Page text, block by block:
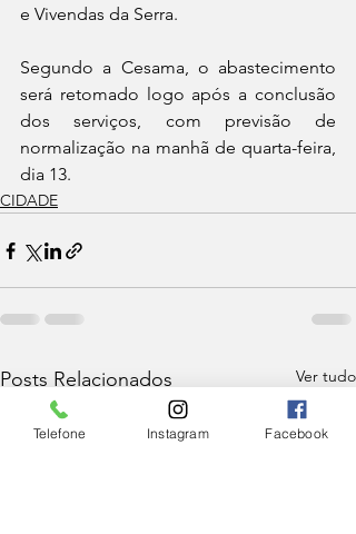
e Vivendas da Serra.
Segundo a Cesama, o abastecimento
será retomado logo após a conclusão
dos serviços, com previsão de
normalização na manhã de quarta-feira,
dia 13.
CIDADE
Posts Relacionados Ver tudo
Telefone Instagram Facebook